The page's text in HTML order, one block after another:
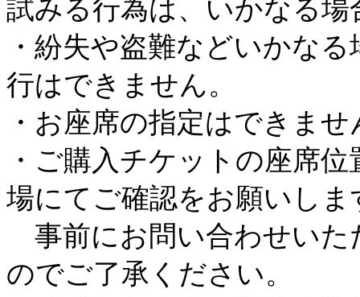
試みる行為は、いかなる
・紛失や盗難などいかな
行はできません。
・お座席の指定はできませ
・ご購入チケットの座席
場にてご確認をお願いしま
事前にお問い合わせいた
のでご了承ください。